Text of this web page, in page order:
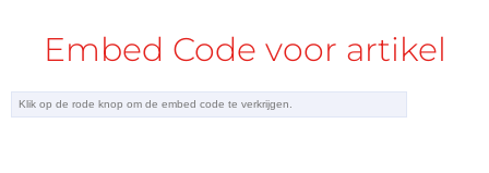
Embed Code voor artikel